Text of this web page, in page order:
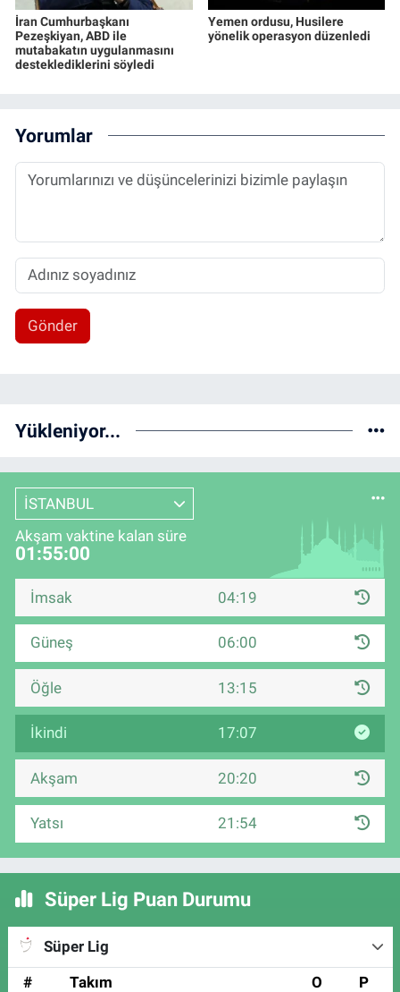
İran Cumhurbaşkanı
Pezeşkiyan, ABD ile
mutabakatın uygulanmasını
desteklediklerini söyledi
Yemen ordusu, Husilere
yönelik operasyon düzenledi
Yorumlar
Gönder
Yükleniyor...
İSTANBUL
Akşam vaktine kalan süre
01:55:00
İmsak 04:19
Güneş 06:00
Öğle 13:15
İkindi 17:07
Akşam 20:20
Yatsı 21:54
Süper Lig Puan Durumu
Süper Lig
#
Takım O P